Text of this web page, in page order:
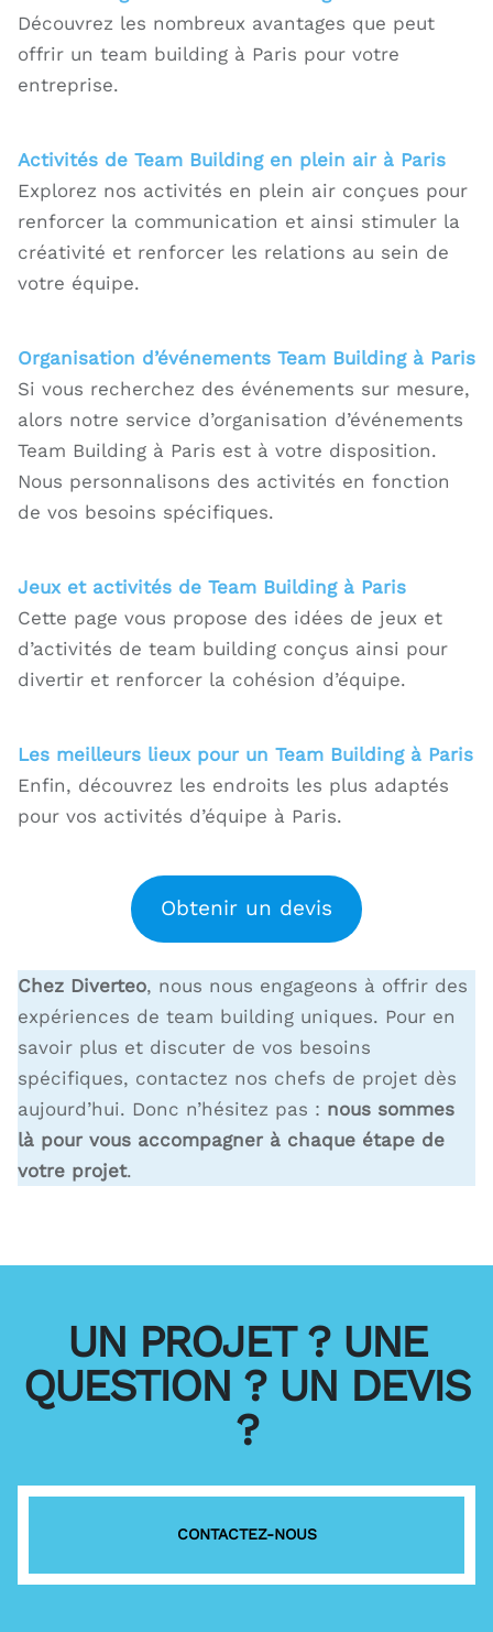
Découvrez les nombreux avantages que peut
offrir un team building à Paris pour votre
entreprise.
Activités de Team Building en plein air à Paris
Explorez nos activités en plein air conçues pour
renforcer la communication et ainsi stimuler la
créativité et renforcer les relations au sein de
votre équipe.
Organisation d’événements Team Building à Paris
Si vous recherchez des événements sur mesure,
alors notre service d’organisation d’événements
Team Building à Paris est à votre disposition.
Nous personnalisons des activités en fonction
de vos besoins spécifiques.
Jeux et activités de Team Building à Paris
Cette page vous propose des idées de jeux et
d’activités de team building conçus ainsi pour
divertir et renforcer la cohésion d’équipe.
Les meilleurs lieux pour un Team Building à Paris
Enfin, découvrez les endroits les plus adaptés
pour vos activités d’équipe à Paris.
Obtenir un devis
Chez Diverteo, nous nous engageons à offrir des
expériences de team building uniques. Pour en
savoir plus et discuter de vos besoins
spécifiques, contactez nos chefs de projet dès
aujourd’hui. Donc n’hésitez pas : nous sommes
là pour vous accompagner à chaque étape de
votre projet.
UN PROJET ? UNE
QUESTION ? UN DEVIS
?
CONTACTEZ-NOUS